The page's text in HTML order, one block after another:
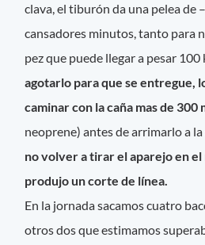
clava, el tiburón da una pelea de
cansadores minutos, tanto para
pez que puede llegar a pesar 100
agotarlo para que se entregue,
caminar con la caña mas de 300
neoprene) antes de arrimarlo a la
no volver a tirar el aparejo en el
produjo un corte de línea.
En la jornada sacamos cuatro
otros dos que estimamos